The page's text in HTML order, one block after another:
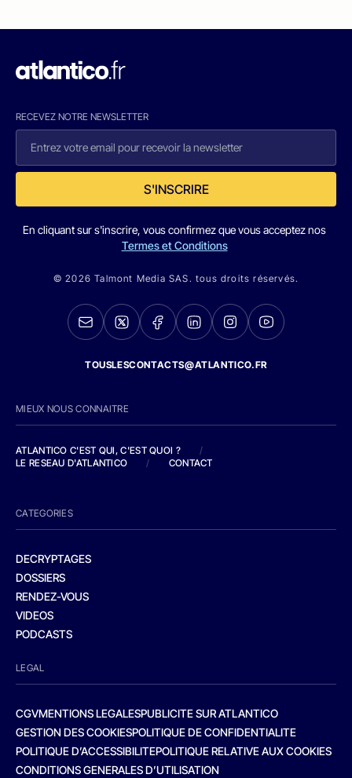
RECEVEZ NOTRE NEWSLETTER
S'INSCRIRE
En cliquant sur s'inscrire, vous confirmez que vous acceptez nos
Termes et Conditions
© 2026 Talmont Media SAS. tous droits réservés.
TOUSLESCONTACTS@ATLANTICO.FR
MIEUX NOUS CONNAITRE
ATLANTICO C'EST QUI, C'EST QUOI ?
/
LE RESEAU D'ATLANTICO
/ CONTACT
CATEGORIES
DECRYPTAGES
DOSSIERS
RENDEZ-VOUS
VIDEOS
PODCASTS
LEGAL
CGVMENTIONS LEGALESPUBLICITE SUR ATLANTICO
GESTION DES COOKIESPOLITIQUE DE CONFIDENTIALITE
POLITIQUE D’ACCESSIBILITEPOLITIQUE RELATIVE AUX COOKIES
CONDITIONS GENERALES D’UTILISATION